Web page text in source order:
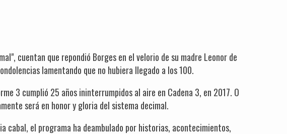
cuentan que repondió Borges en el velorio de su madre Leonor de
lamentando que no hubiera llegado a los 100.
3 cumplió 25 años ininterrumpidos al aire en Cadena 3, en 2017. O
será en honor y gloria del sistema decimal.
cabal, el programa ha deambulado por historias, acontecimientos,